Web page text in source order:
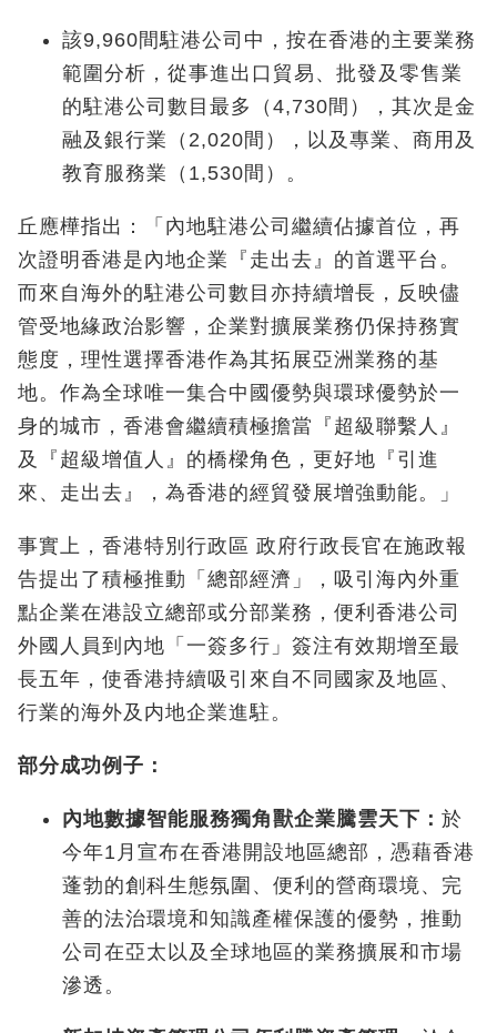
該9,960間駐港公司中，按在香港的主要業務
範圍分析，從事進出口貿易、批發及零售業
的駐港公司數目最多（4,730間），其次是金
融及銀行業（2,020間），以及專業、商用及
教育服務業（1,530間）。
丘應樺指出：「內地駐港公司繼續佔據首位，再
次證明香港是內地企業『走出去』的首選平台。
而來自海外的駐港公司數目亦持續增長，反映儘
管受地緣政治影響，企業對擴展業務仍保持務實
態度，理性選擇香港作為其拓展亞洲業務的基
地。作為全球唯一集合中國優勢與環球優勢於一
身的城市，香港會繼續積極擔當『超級聯繫人』
及『超級增值人』的橋樑角色，更好地『引進
來、走出去』，為香港的經貿發展增強動能。」
事實上，香港特別行政區 政府行政長官在施政報
告提出了積極推動「總部經濟」，吸引海內外重
點企業在港設立總部或分部業務，便利香港公司
外國人員到內地「一簽多行」簽注有效期增至最
長五年，使香港持續吸引來自不同國家及地區、
行業的海外及内地企業進駐。
部分成功例子：
內地數據智能服務獨角獸企業騰雲天下： 於
今年1 月宣布在香港開設地區總部，憑藉香港
蓬勃的創科生態氛圍、便利的營商環境、完
善的法治環境和知識產權保護的優勢，推動
公司在亞太以及全球地區的業務擴展和市場
滲透。